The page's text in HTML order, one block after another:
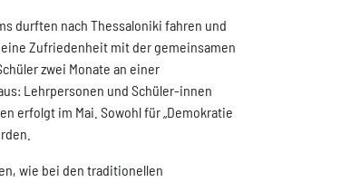
durften nach Thessaloniki fahren und
Zufriedenheit mit der gemeinsamen
zwei Monate an einer
Lehrpersonen und Schüler-innen
erfolgt im Mai. Sowohl für „Demokratie
wie bei den traditionellen